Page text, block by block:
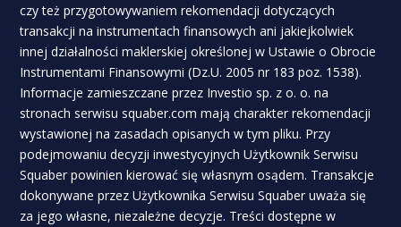
czy też przygotowywaniem rekomendacji dotyczących
transakcji na instrumentach finansowych ani jakiejkolwiek
innej działalności maklerskiej określonej w Ustawie o Obrocie
Instrumentami Finansowymi (Dz.U. 2005 nr 183 poz. 1538).
Informacje zamieszczane przez Investio sp. z o. o. na
stronach serwisu squaber.com mają charakter rekomendacji
wystawionej na zasadach opisanych w tym pliku. Przy
podejmowaniu decyzji inwestycyjnych Użytkownik Serwisu
Squaber powinien kierować się własnym osądem. Transakcje
dokonywane przez Użytkownika Serwisu Squaber uważa się
za jego własne, niezależne decyzje. Treści dostępne w